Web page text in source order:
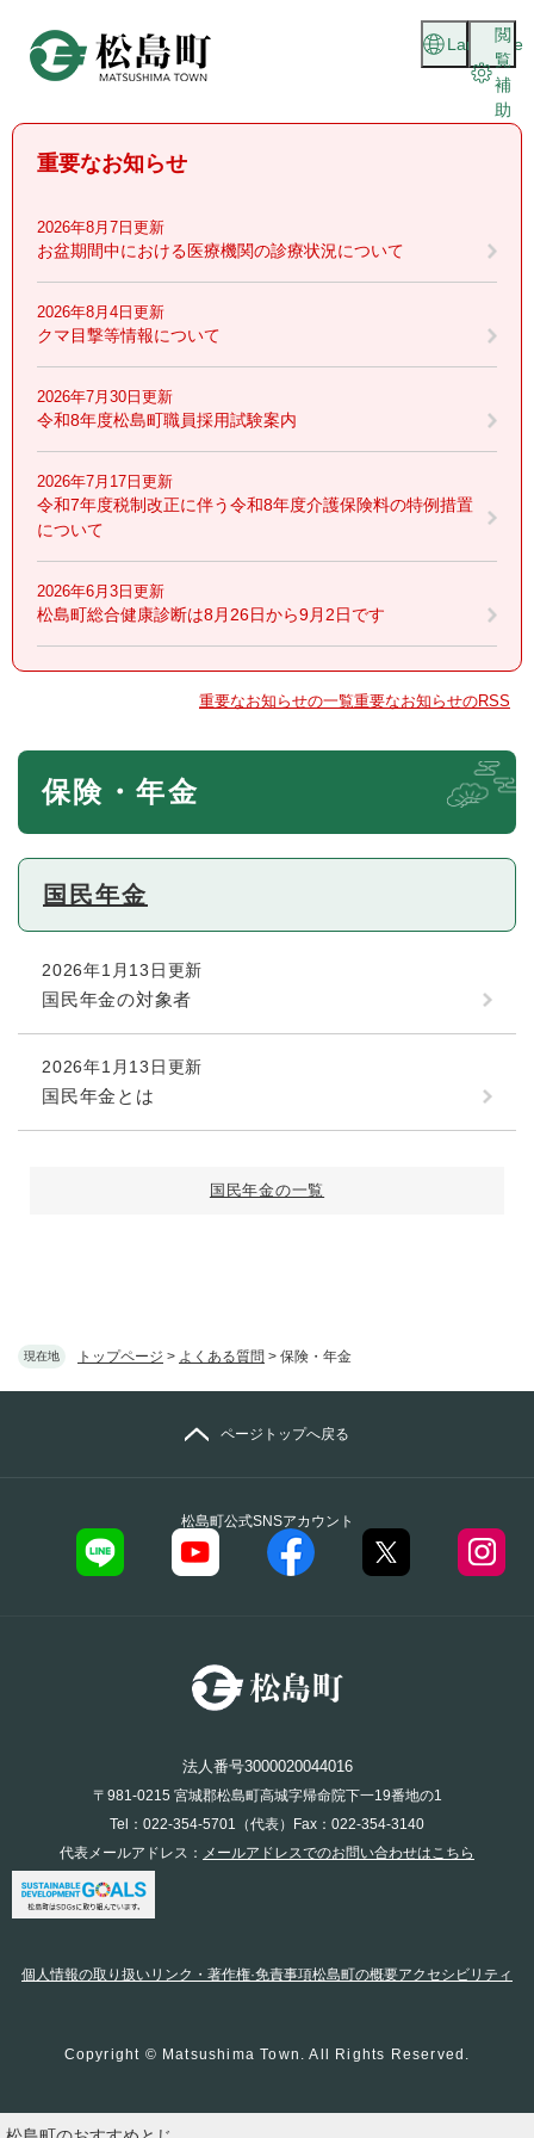
頭
閲
覧
補
助
Language
現在地 トップページ > よくある質問 > 保険・年金
重要なお知らせ
2026年8月7日更新
お盆期間中における医療機関の診療状況について
2026年8月4日更新
クマ目撃等情報について
2026年7月30日更新
令和8年度松島町職員採用試験案内
2026年7月17日更新
令和7年度税制改正に伴う令和8年度介護保険料の特例措置
について
2026年6月3日更新
松島町総合健康診断は8月26日から9月2日です
重要なお知らせの一覧重要なお知らせのRSS
本
保険・年金
国民年金
2026年1月13日更新
国民年金の対象者
2026年1月13日更新
国民年金とは
国民年金の一覧
松島町公式SNSアカウント
ページトップへ戻る
法人番号3000020044016
〒981-0215 宮城郡松島町高城字帰命院下一19番地の1
Tel：022-354-5701（代表）Fax：022-354-3140
代表メールアドレス： メールアドレスでのお問い合わせはこちら
個人情報の取り扱いリンク・著作権·免責事項松島町の概要アクセシビリティ
Copyright © Matsushima Town. All Rights Reserved.